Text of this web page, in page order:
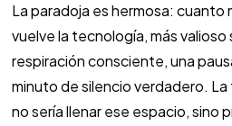
La paradoja es hermosa: cuanto
vuelve la tecnología, más valioso
respiración consciente, una
minuto de silencio verdadero.
no sería llenar ese espacio, sino